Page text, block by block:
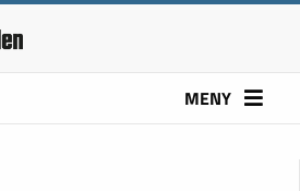
MENY